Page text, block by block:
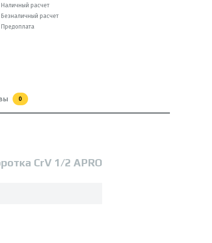
Наличный расчет
Безналичный расчет
Предоплата
0
CrV 1/2 APRO